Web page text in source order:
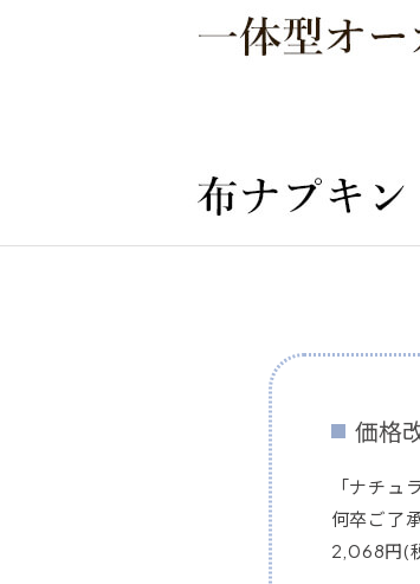
価格
「ナチ
何卒ご了
2,068円(